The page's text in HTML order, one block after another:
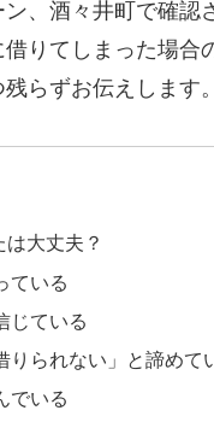
、酒々井町で確認
りてしまった場合
らずお伝えします。
大丈夫？
ている
じている
りられない」と諦めて
でいる